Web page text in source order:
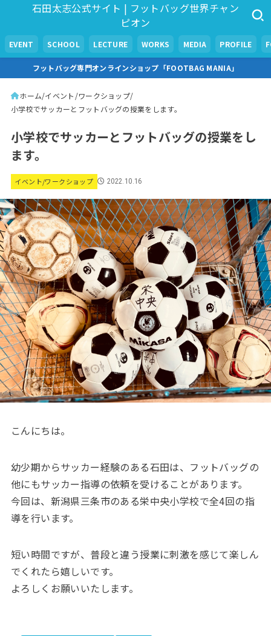
石田太志公式サイト | フットバッグ世界チャン
ピオン
EVENT SCHOOL LECTURE WORKS MEDIA PROFILE
フットバッグ専門オンラインショップ「FOOTBAG MANIA」
ホーム イベント/ワークショップ
小学校でサッカーとフットバッグの授業をします。
小学校でサッカーとフットバッグの授業をし
ます。
イベント/ワークショップ 2022.10.16
こんにちは。
幼少期からサッカー経験のある石田は、フットバッグの
他にもサッカー指導の依頼を受けることがあります。
今回は、新潟県三条市のある栄中央小学校で全4回の指
導を行います。
短い時間ですが、普段と違う授業に刺激を感じて楽しん
でくれたら嬉しいです。
よろしくお願いいたします。